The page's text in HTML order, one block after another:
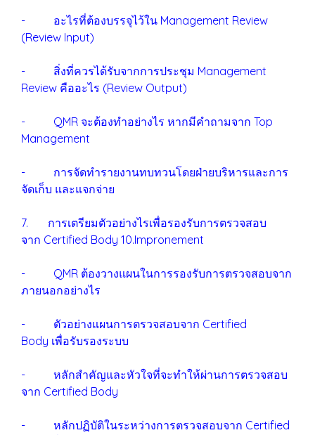
- อะไรที่ต้องบรรจุไว้ใน Management Review
(Review Input)
- สิ่งที่ควรได้รับจากการประชุม Management
Review คืออะไร (Review Output)
- QMR จะต้องทำอย่างไร หากมีคำถามจาก Top
Management
- การจัดทำรายงานทบทวนโดยฝ่ายบริหารและการ
จัดเก็บ และแจกจ่าย
7. การเตรียมตัวอย่างไรเพื่อรองรับการตรวจสอบ
จาก Certified Body 10.Impronement
- QMR ต้องวางแผนในการรองรับการตรวจสอบจาก
ภายนอกอย่างไร
- ตัวอย่างแผนการตรวจสอบจาก Certified
Body เพื่อรับรองระบบ
- หลักสำคัญและหัวใจที่จะทำให้ผ่านการตรวจสอบ
จาก Certified Body
- หลักปฏิบัติในระหว่างการตรวจสอบจาก Certified